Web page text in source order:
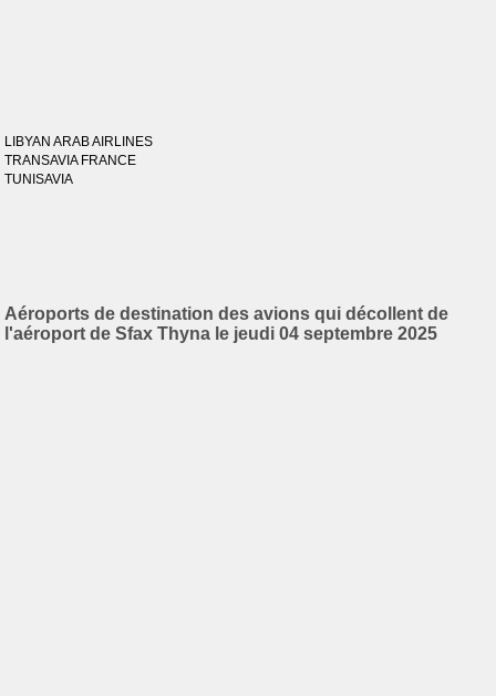
LIBYAN ARAB AIRLINES
TRANSAVIA FRANCE
TUNISAVIA
Aéroports de destination des avions qui décollent de
l'aéroport de Sfax Thyna le jeudi 04 septembre 2025